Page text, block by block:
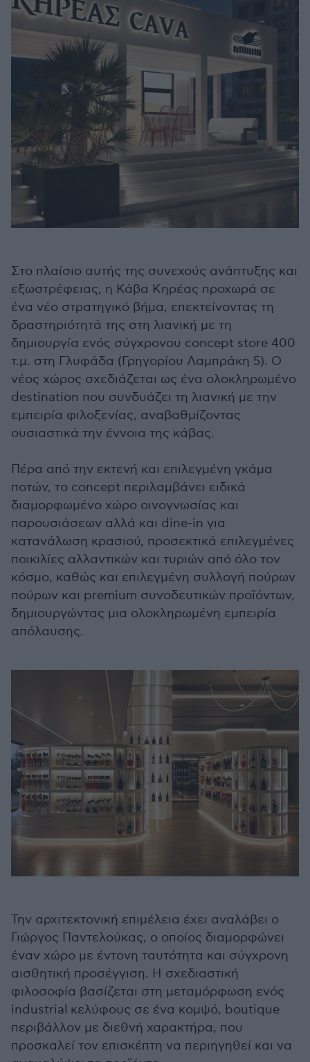
Στο πλαίσιο αυτής της συνεχούς ανάπτυξης και
εξωστρέφειας, η Κάβα Κηρέας προχωρά σε
ένα νέο στρατηγικό βήμα, επεκτείνοντας τη
δραστηριότητά της στη λιανική με τη
δημιουργία ενός σύγχρονου concept store 400
τ.μ. στη Γλυφάδα (Γρηγορίου Λαμπράκη 5). Ο
νέος χώρος σχεδιάζεται ως ένα ολοκληρωμένο
destination που συνδυάζει τη λιανική με την
εμπειρία φιλοξενίας, αναβαθμίζοντας
ουσιαστικά την έννοια της κάβας.
Πέρα από την εκτενή και επιλεγμένη γκάμα
ποτών, το concept περιλαμβάνει ειδικά
διαμορφωμένο χώρο οινογνωσίας και
παρουσιάσεων αλλά και dine-in για
κατανάλωση κρασιού, προσεκτικά επιλεγμένες
ποικιλίες αλλαντικών και τυριών από όλο τον
κόσμο, καθώς και επιλεγμένη συλλογή πούρων
πούρων και premium συνοδευτικών προϊόντων,
δημιουργώντας μια ολοκληρωμένη εμπειρία
απόλαυσης.
Την αρχιτεκτονική επιμέλεια έχει αναλάβει ο
Γιώργος Παντελούκας, ο οποίος διαμορφώνει
έναν χώρο με έντονη ταυτότητα και σύγχρονη
αισθητική προσέγγιση. Η σχεδιαστική
φιλοσοφία βασίζεται στη μεταμόρφωση ενός
industrial κελύφους σε ένα κομψό, boutique
περιβάλλον με διεθνή χαρακτήρα, που
προσκαλεί τον επισκέπτη να περιηγηθεί και να